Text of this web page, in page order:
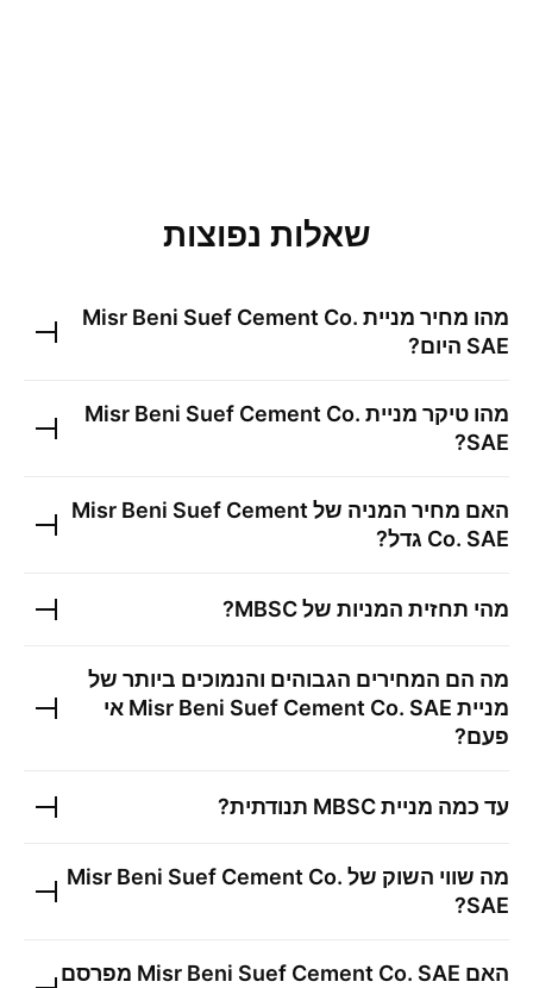
שאלות נפוצות
מהו מחיר מניית Misr Beni Suef Cement Co.
SAE היום?
מהו טיקר מניית Misr Beni Suef Cement Co.
SAE
?
האם מחיר המניה של Misr Beni Suef Cement
Co. SAE גדל?
מהי תחזית המניות שלMBSC
?
מה הם המחירים הגבוהים והנמוכים ביותר של
מניית Misr Beni Suef Cement Co. SAE אי
פעם?
עד כמה מנייתMBSC תנודתית?
מה שווי השוק של Misr Beni Suef Cement Co.
SAE
?
האם Misr Beni Suef Cement Co. SAE מפרסם